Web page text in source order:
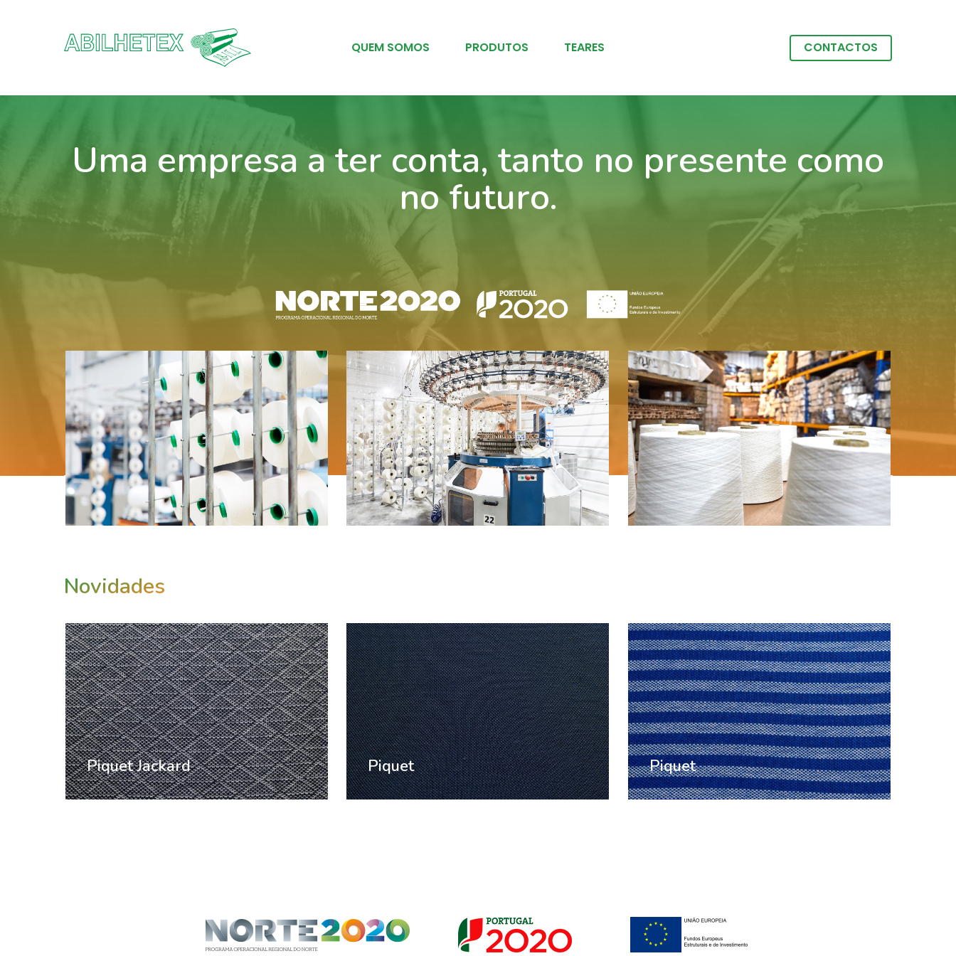
Hit enter to search or ESC to close
QUEM SOMOS PRODUTOS TEARES CONTACTOS
Uma empresa a ter conta, tanto no presente como
no futuro.
Novidades
Piquet Jackard Piquet Piquet